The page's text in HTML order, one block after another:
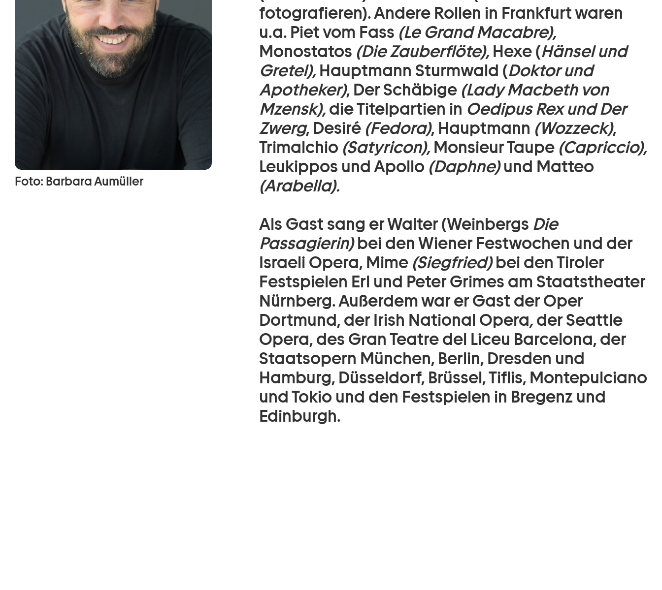
Foto: Barbara Aumüller
fotografieren). Andere Rollen in Frankfurt waren
u.a. Piet vom Fass (Le Grand Macabre),
Monostatos (Die Zauberflöte), Hexe (Hänsel und
Gretel), Hauptmann Sturmwald (Doktor und
Apotheker), Der Schäbige (Lady Macbeth von
Mzensk),die Titelpartien in Oedipus Rex und Der
Zwerg, Desiré (Fedora), Hauptmann (Wozzeck),
Trimalchio (Satyricon), Monsieur Taupe (Capriccio),
Leukippos und Apollo (Daphne)und Matteo
(Arabella).
Als Gast sang er Walter (Weinbergs Die
Passagierin)bei den Wiener Festwochen und der
Israeli Opera, Mime (Siegfried)bei den Tiroler
Festspielen Erl und Peter Grimes am Staatstheater
Nürnberg. Außerdem war er Gast der Oper
Dortmund, der Irish National Opera,der Seattle
Opera, des Gran Teatre del Liceu Barcelona, der
Staatsopern München, Berlin, Dresden und
Hamburg, Düsseldorf, Brüssel, Tiflis, Montepulciano
und Tokio und den Festspielen in Bregenz und
Edinburgh.